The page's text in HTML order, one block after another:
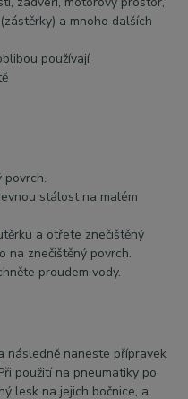
a mnoho dalších
používají
povrch.
stálost na malém
a otřete znečištěný
na znečištěný povrch.
proudem vody.
následně naneste přípravek
použití na pneumatiky po
lesk na jejich bočnice, a